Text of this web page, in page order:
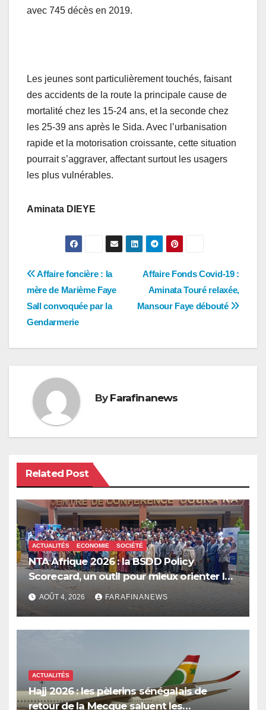
avec 745 décès en 2019.
Les jeunes sont particulièrement touchés, faisant
des accidents de la route la principale cause de
mortalité chez les 15-24 ans, et la seconde chez
les 25-39 ans après le Sida. Avec l’urbanisation
rapide et la motorisation croissante, cette situation
pourrait s’aggraver, affectant surtout les usagers
les plus vulnérables.
Aminata DIEYE
Navigation
de
l’article
Affaire Fonds Covid-19 :
Aminata Touré relaxée,
Mansour Faye débouté
Affaire foncière : la
mère de Marième Faye
Sall convoquée par la
Gendarmerie
By Farafinanews
Related Post
ACTUALITÉS ECONOMIE SOCIÉTÉ
NTA Afrique 2026 : la BSDD Policy
Scorecard, un outil pour mieux orienter les
dépenses publiques
AOÛT 4, 2026 FARAFINANEWS
ACTUALITÉS
Hajj 2026 : les pèlerins sénégalais de
retour de la Mecque saluent les